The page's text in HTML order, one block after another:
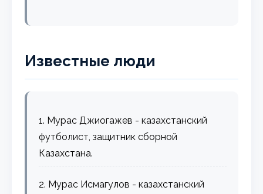
Известные люди
1. Мурас Джиогажев - казахстанский
футболист, защитник сборной
Казахстана.
2. Мурас Исмагулов - казахстанский